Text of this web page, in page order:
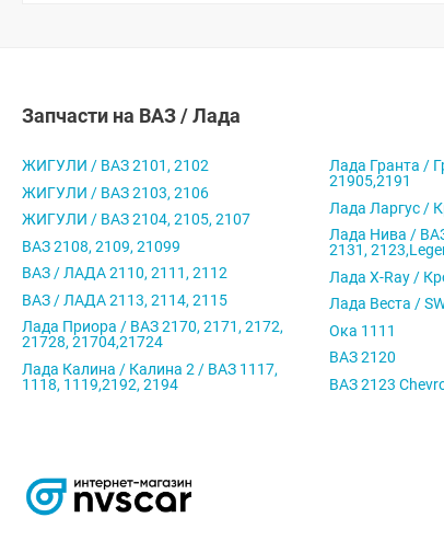
Запчасти на ВАЗ / Лада
ЖИГУЛИ / ВАЗ 2101, 2102
ЖИГУЛИ / ВАЗ 2103, 2106
ЖИГУЛИ / ВАЗ 2104, 2105, 2107
ВАЗ 2108, 2109, 21099
ВАЗ / ЛАДА 2110, 2111, 2112
ВАЗ / ЛАДА 2113, 2114, 2115
Лада Приора / ВАЗ 2170, 2171, 2172,
21728, 21704,21724
Лада Калина / Калина 2 / ВАЗ 1117,
1118, 1119,2192, 2194
Лада Гранта /
21905,2191
Лада Ларгус /
Лада Нива /
2131,
Лада X-Ray /
Лада Веста /
Ока 1111
ВАЗ 2120
ВАЗ 2123